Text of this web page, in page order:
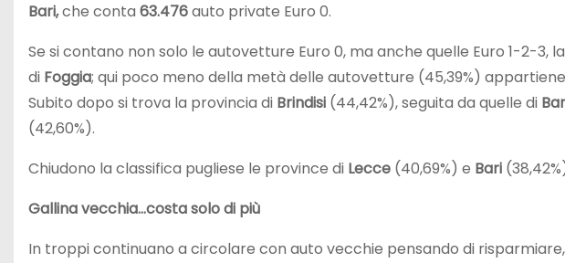
Bari,che conta 63.476auto private Euro 0.
Se si contano non solo le autovetture Euro 0, ma anche quelle Euro 1-2-
di Foggia; qui poco meno della metà delle autovetture (45,39%)
Subito dopo si trova la provincia di Brindisi (44,42%), seguita da quelle di
(42,60%).
Chiudono la classifica pugliese le province di Lecce (40,69%) e Bari
Gallina vecchia…costa solo di più
In troppi continuano a circolare con auto vecchie pensando di